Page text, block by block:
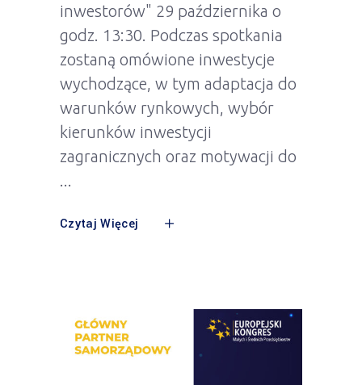
inwestorów" 29 października o
godz. 13:30. Podczas spotkania
zostaną omówione inwestycje
wychodzące, w tym adaptacja do
warunków rynkowych, wybór
kierunków inwestycji
zagranicznych oraz motywacji do
Czytaj Więcej